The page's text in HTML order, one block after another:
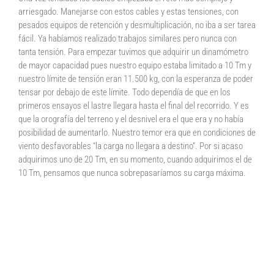
arriesgado. Manejarse con estos cables y estas tensiones, con
pesados equipos de retención y desmultiplicación, no iba a ser tarea
fácil. Ya habíamos realizado trabajos similares pero nunca con
tanta tensión. Para empezar tuvimos que adquirir un dinamómetro
de mayor capacidad pues nuestro equipo estaba limitado a 10 Tm y
nuestro límite de tensión eran 11.500 kg, con la esperanza de poder
tensar por debajo de este límite. Todo dependía de que en los
primeros ensayos el lastre llegara hasta el final del recorrido. Y es
que la orografía del terreno y el desnivel era el que era y no había
posibilidad de aumentarlo. Nuestro temor era que en condiciones de
viento desfavorables “la carga no llegara a destino”. Por si acaso
adquirimos uno de 20 Tm, en su momento, cuando adquirimos el de
10 Tm, pensamos que nunca sobrepasaríamos su carga máxima.